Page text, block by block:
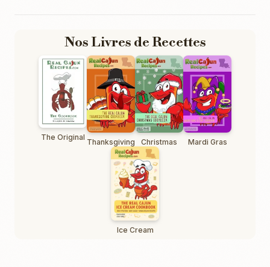
Nos Livres de Recettes
The Original Thanksgiving Christmas Mardi Gras
Ice Cream